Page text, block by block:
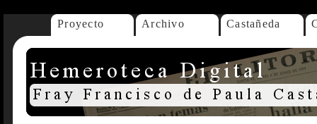
Proyecto Archivo Castañeda